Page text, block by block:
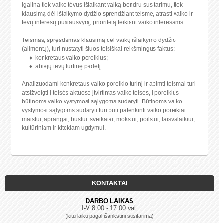
įgalina tiek vaiko tėvus išlaikant vaiką bendru susitarimu, tiek
klausimą dėl išlaikymo dydžio sprendžiant teisme, atrasti vaiko ir
tėvų interesų pusiausvyrą, prioritetą teikiant vaiko interesams.
Teismas, spręsdamas klausimą dėl vaikų išlaikymo dydžio
(alimentų), turi nustatyti šiuos teisiškai reikšmingus faktus:
♦ konkretaus vaiko poreikius;
♦ abiejų tėvų turtinę padėtį.
Analizuodami konkretaus vaiko poreikio turinį ir apimtį teismai turi
atsižvelgti į teisės aktuose įtvirtintas vaiko teises, į poreikius
būtinoms vaiko vystymosi sąlygoms sudaryti. Būtinoms vaiko
vystymosi sąlygoms sudaryti turi būti patenkinti vaiko poreikiai
maistui, aprangai, būstui, sveikatai, mokslui, poilsiui, laisvalaikiui,
kultūriniam ir kitokiam ugdymui.
KONTAKTAI
DARBO LAIKAS
I-V 8:00 - 17:00 val.
(kitu laiku pagal išankstinį susitarimą)